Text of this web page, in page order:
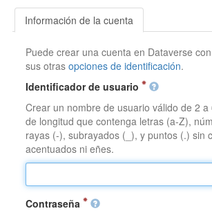
Información de la cuenta
Puede crear una cuenta en Dataverse
sus otrasopciones de identificación.
Identificador de usuario
Crear un nombre de usuario válido de 2
de longitud que contenga letras (a-Z),
rayas (-), subrayados (_), y puntos (.) sin
acentuados ni eñes.
Contraseña